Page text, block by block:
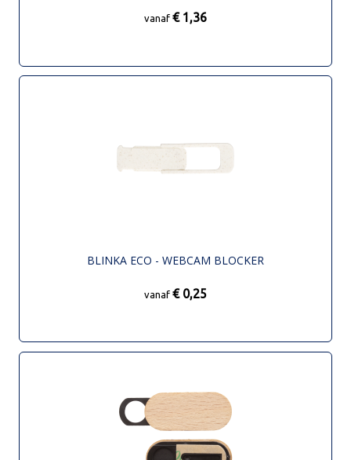
vanaf € 1,36
BLINKA ECO - WEBCAM BLOCKER
vanaf € 0,25